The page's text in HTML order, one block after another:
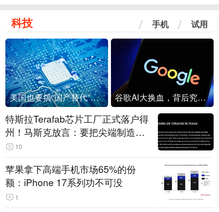
科技 手机 试用
美国也要搞“国产替代”？先算清三笔账 谷歌AI大换血，背后究竟发生了什么？
特斯拉Terafab芯片工厂正式落户得
州！马斯克放言：要把尖端制造带
回美国
10
苹果拿下高端手机市场65%的份
额：iPhone 17系列功不可没
1